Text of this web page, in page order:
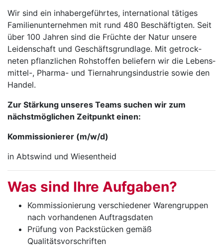
Wir sind ein inhaber­geführtes, inter­national tätiges
Familien­unter­nehmen mit rund 480 Beschäftigten. Seit
über 100 Jahren sind die Früchte der Natur unsere
Leiden­schaft und Geschäfts­grund­lage. Mit getrock­
neten pflanz­lichen Roh­stoffen beliefern wir die Lebens­
mittel-, Pharma- und Tier­nahrungs­industrie sowie den
Handel.
Zur Stärkung unseres Teams suchen wir zum
nächstmöglichen Zeitpunkt einen:
Kommissionierer (m/w/d)
in Abtswind und Wiesentheid
Was sind Ihre Auf­ga­ben?
Kommissionierung verschiedener Warengruppen
nach vorhandenen Auftragsdaten
Prüfung von Packstücken gemäß
Qualitätsvorschriften